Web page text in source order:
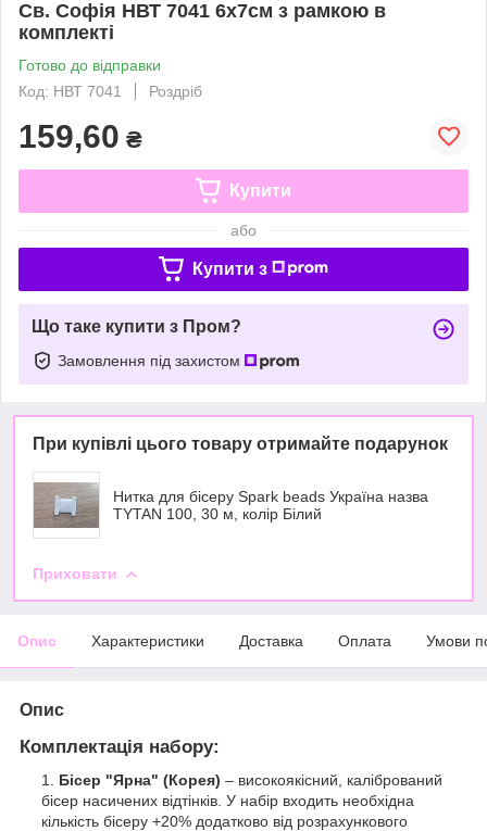
Св. Софія НВТ 7041 6х7см з рамкою в
комплекті
Готово до відправки
Код: НВТ 7041
Роздріб
159,60 ₴
Купити
або
Купити з
Що таке купити з Пром?
Замовлення під захистом
При купівлі цього товару отримайте подарунок
Нитка для бісеру Spark beads Україна назва
TYTAN 100, 30 м, колір Білий
Приховати
Опис Характеристики Доставка Оплата Умови
Опис
Комплектація набору:
Бісер "Ярна" (Корея) – високоякісний, калібрований
бісер насичених відтінків. У набір входить необхідна
кількість бісеру +20% додатково від розрахункового